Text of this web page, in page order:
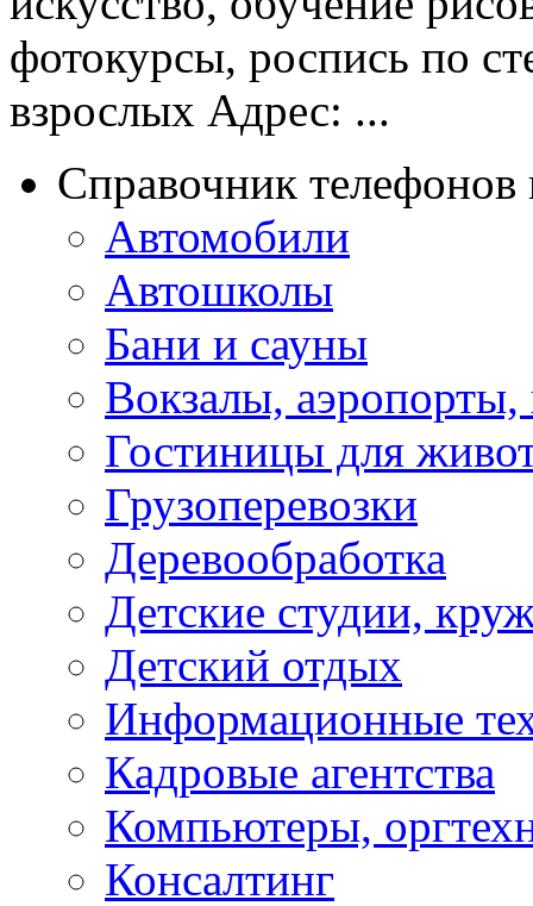
фотокурсы, роспись по
взрослых Адрес: ...
Справочник
Автомобили
Автошколы
Бани и сауны
Вокзалы,
Гостиницы для
Грузоперевозки
Деревообработка
Детские студии,
Детский отдых
Информационные
Кадровые агентства
Компьютеры,
Консалтинг